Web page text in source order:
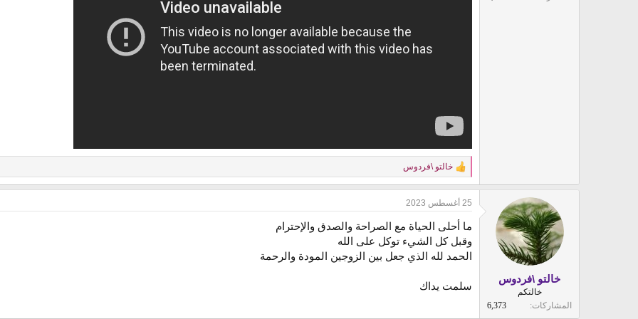
R
e
c
i
o
n
s
خالتو \فردوس
خالتو \فردوس
خالتكم
المشاركات
6,373
25 أغسطس 2023
ما أحلى الحياة مع الصراحة والصدق والإحترام
وقبل كل الشيء توكل على الله
الحمد لله الذي جعل بين الزوجين المودة والرحمة
سلمت يداك